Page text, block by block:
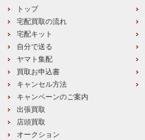
トップ
宅配買取の流れ
宅配キット
自分で送る
ヤマト集配
買取お申込書
キャンセル方法
キャンペーンのご案内
出張買取
店頭買取
オークション